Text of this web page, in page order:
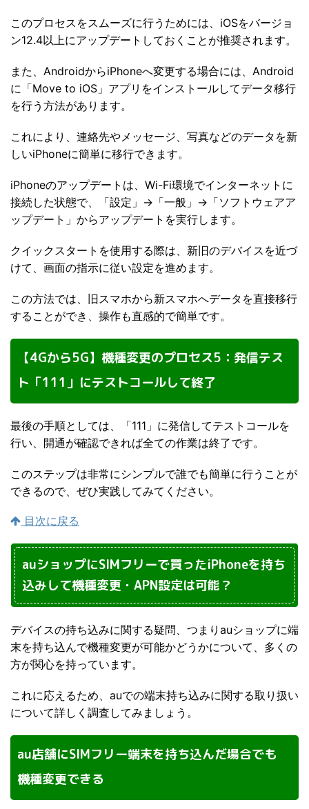
このプロセスをスムーズに行うためには、iOSをバージョ
ン12.4以上にアップデートしておくことが推奨されます。
また、AndroidからiPhoneへ変更する場合には、Android
に「Move to iOS」アプリをインストールしてデータ移行
を行う方法があります。
これにより、連絡先やメッセージ、写真などのデータを新
しいiPhoneに簡単に移行できます。
iPhoneのアップデートは、Wi-Fi環境でインターネットに
接続した状態で、「設定」→「一般」→「ソフトウェアア
ップデート」からアップデートを実行します。
クイックスタートを使用する際は、新旧のデバイスを近づ
けて、画面の指示に従い設定を進めます。
この方法では、旧スマホから新スマホへデータを直接移行
することができ、操作も直感的で簡単です。
【4Gから5G】機種変更のプロセス5：発信テス
ト「111」にテストコールして終了
最後の手順としては、「111」に発信してテストコールを
行い、開通が確認できれば全ての作業は終了です。
このステップは非常にシンプルで誰でも簡単に行うことが
できるので、ぜひ実践してみてください。
目次に戻る
auショップにSIMフリーで買ったiPhoneを持ち
込みして機種変更・APN設定は可能？
デバイスの持ち込みに関する疑問、つまりauショップに端
末を持ち込んで機種変更が可能かどうかについて、多くの
方が関心を持っています。
これに応えるため、auでの端末持ち込みに関する取り扱い
について詳しく調査してみましょう。
au店舗にSIMフリー端末を持ち込んだ場合でも
機種変更できる